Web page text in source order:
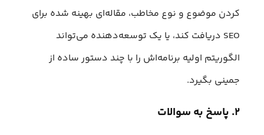
کردن موضوع و نوع مخاطب، مقاله‌ای بهینه شده برای
SEO دریافت کند، یا یک توسعه‌دهنده می‌تواند
الگوریتم اولیه برنامه‌اش را با چند دستور ساده از
جمینی بگیرد.
۲. پاسخ به سوالات